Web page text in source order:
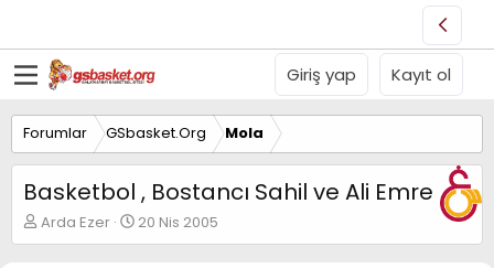
Giriş yap Kayıt ol
Forumlar GSbasket.Org Mola
Basketbol , Bostancı Sahil ve Ali Emre
K
o
Arda Ezer
B
a
20 Nis 2005